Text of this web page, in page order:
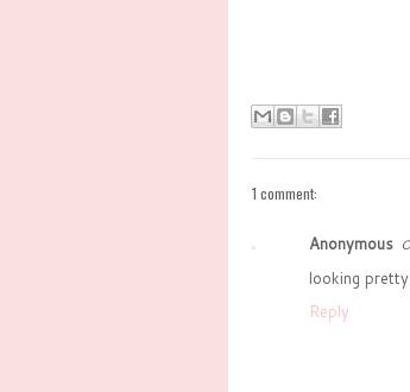
1 comment:
Anonymous
looking
Reply